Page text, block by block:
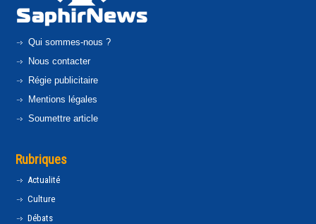
Qui sommes-nous ?
Nous contacter
Régie publicitaire
Mentions légales
Soumettre article
Rubriques
Actualité
Culture
Débats